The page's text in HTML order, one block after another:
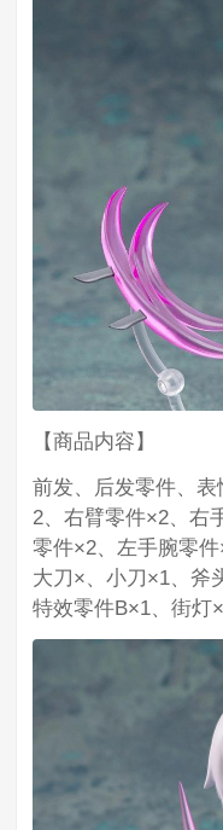
【商品内容】
前发、后发零件、
2、右臂零件×2、右
零件×2、左手腕零
大刀×、小刀×1、斧
特效零件B×1、街灯